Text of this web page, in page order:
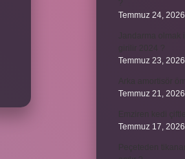
Temmuz 24, 2026
Temmuz 23, 2026
Temmuz 21, 2026
Temmuz 17, 2026